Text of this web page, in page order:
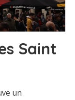
Saint
un